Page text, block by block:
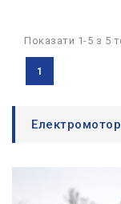
Показати 1-5 з 5
1